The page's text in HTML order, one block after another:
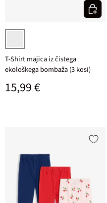
svetlo rozasta + ognjeno rdeča +
T-Shirt majica iz čistega
ekološkega bombaža (3 kosi)
Običajna cena
15,99 €
Izberi